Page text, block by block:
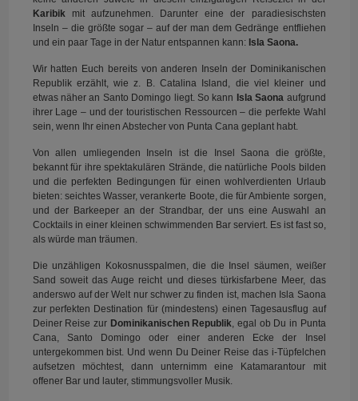
Karibikmit aufzunehmen. Darunter eine der paradiesischsten
Inseln – die größte sogar – auf der man dem Gedränge entfliehen
und ein paar Tage in der Natur entspannen kann: Isla Saona.
Wir hatten Euch bereits von anderen Inseln der Dominikanischen
Republik erzählt, wie z. B. Catalina Island, die viel kleiner und
etwas näher an Santo Domingo liegt. So kann Isla Saona aufgrund
ihrer Lage – und der touristischen Ressourcen – die perfekte Wahl
sein, wenn Ihr einen Abstecher von Punta Cana geplant habt.
Von allen umliegenden Inseln ist die Insel Saona die größte,
bekannt für ihre spektakulären Strände, die natürliche Pools bilden
und die perfekten Bedingungen für einen wohlverdienten Urlaub
bieten: seichtes Wasser, verankerte Boote, die für Ambiente sorgen,
und der Barkeeper an der Strandbar, der uns eine Auswahl an
Cocktails in einer kleinen schwimmenden Bar serviert. Es ist fast so,
als würde man träumen.
Die unzähligen Kokosnusspalmen, die die Insel säumen, weißer
Sand soweit das Auge reicht und dieses türkisfarbene Meer, das
anderswo auf der Welt nur schwer zu finden ist, machen Isla Saona
zur perfekten Destination für (mindestens) einen Tagesausflug auf
Deiner Reise zur Dominikanischen Republik, egal ob Du in Punta
Cana, Santo Domingo oder einer anderen Ecke der Insel
untergekommen bist. Und wenn Du Deiner Reise das i-Tüpfelchen
aufsetzen möchtest, dann unternimm eine Katamarantour mit
offener Bar und lauter, stimmungsvoller Musik.